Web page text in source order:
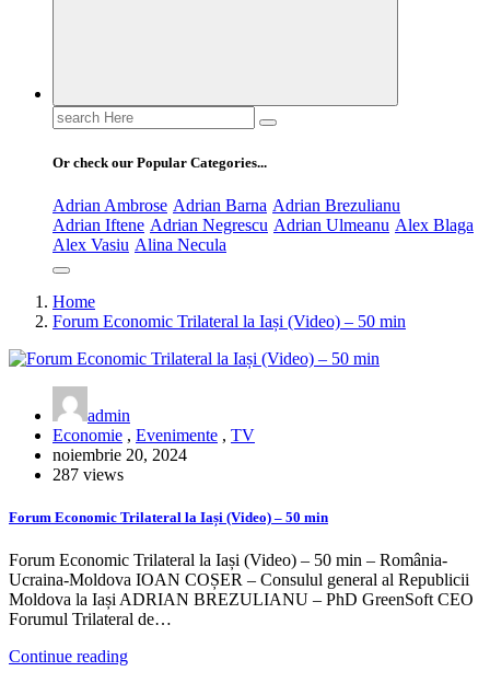
Search
for:
Or check our Popular Categories...
Adrian Ambrose Adrian Barna Adrian Brezulianu
Adrian Iftene Adrian Negrescu Adrian Ulmeanu Alex Blaga
Alex Vasiu Alina Necula
Home
Forum Economic Trilateral la Iași (Video) – 50 min
admin
Economie , Evenimente , TV
noiembrie 20, 2024
287 views
Forum Economic Trilateral la Iași (Video) – 50 min
Forum Economic Trilateral la Iași (Video) – 50 min – România-
Ucraina-Moldova IOAN COȘER – Consulul general al Republicii
Moldova la Iași ADRIAN BREZULIANU – PhD GreenSoft CEO
Forumul Trilateral de…
Continue reading